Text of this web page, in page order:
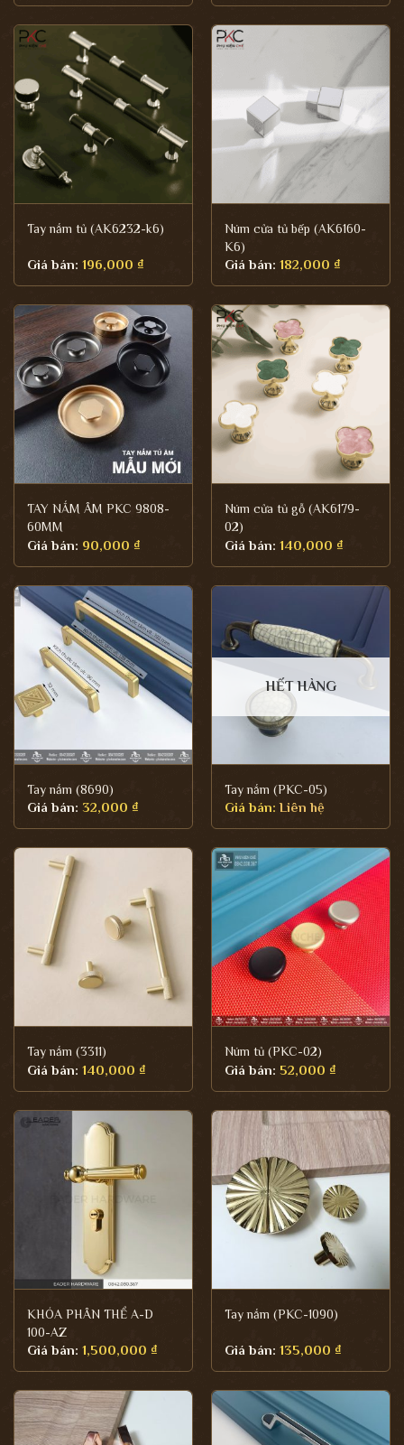
Tay nắm tủ (AK6232-k6)
Giá bán: 196,000 ₫
Núm cửa tủ bếp (AK6160-
K6)
Giá bán: 182,000 ₫
TAY NẮM ÂM PKC 9808-
60MM
Giá bán: 90,000 ₫
Núm cửa tủ gỗ (AK6179-
02)
Giá bán: 140,000 ₫
Tay nắm (8690)
Giá bán: 32,000 ₫
HẾT HÀNG
Tay nắm (PKC-05)
Giá bán:Liên hệ
Tay nắm (3311)
Giá bán: 140,000 ₫
Núm tủ (PKC-02)
Giá bán: 52,000 ₫
KHÓA PHÂN THỂ A-D
100-AZ
Giá bán: 1,500,000 ₫
Tay nắm (PKC-1090)
Giá bán: 135,000 ₫